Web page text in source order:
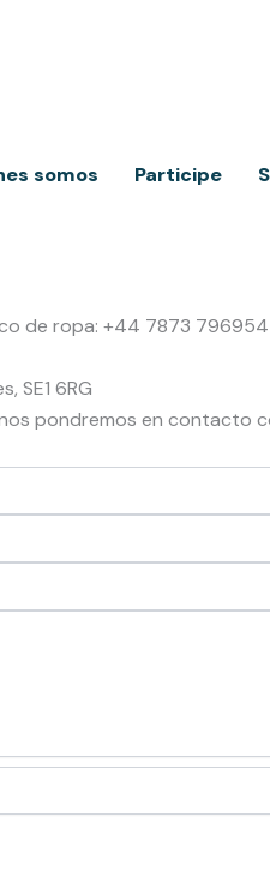
somos Participe
de ropa: +44 7873 796954
SE1 6RG
pondremos en contacto